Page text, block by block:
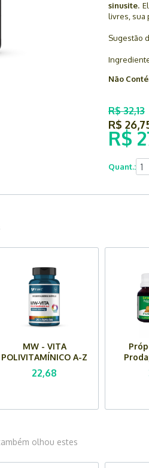
sinusite.
livres, sua
Sugestão
Não
R$ 32,13
R$
R$
Quant.:
MW - VITA
POLIVITAMÍNICO A-Z
MUWIZ (500 mg) - 30
Cápsulas
22,68
olhou estes